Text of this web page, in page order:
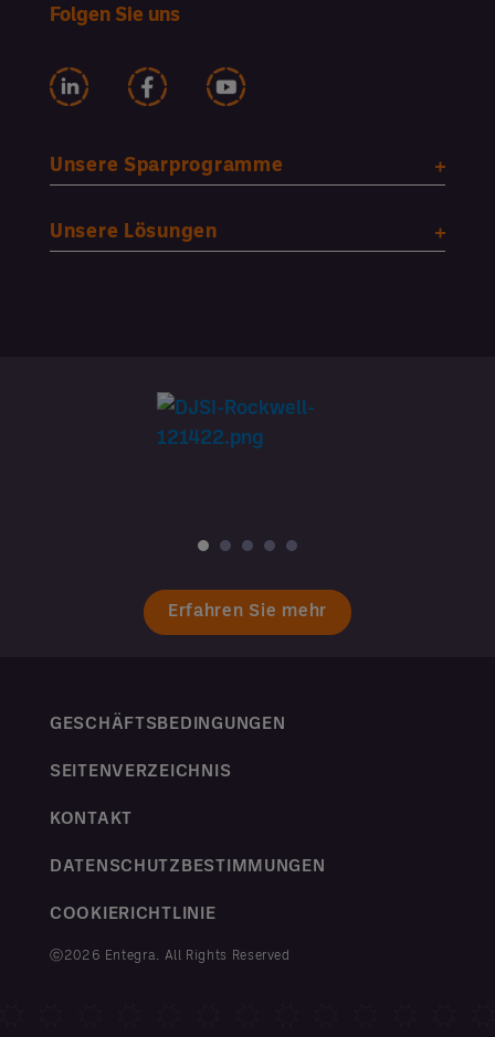
Folgen Sie uns
Unsere Sparprogramme
Unsere Lösungen
Erfahren Sie mehr
GESCHÄFTSBEDINGUNGEN
SEITENVERZEICHNIS
KONTAKT
DATENSCHUTZBESTIMMUNGEN
COOKIERICHTLINIE
ⓒ2026 Entegra. All Rights Reserved